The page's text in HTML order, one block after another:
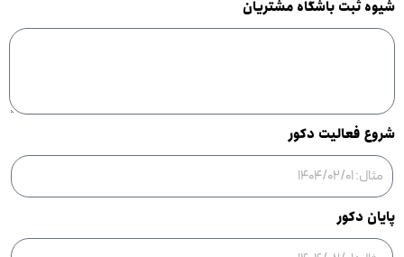
شیوه ثبت باشگاه مشتریان
شروع فعالیت دکور
پایان دکور